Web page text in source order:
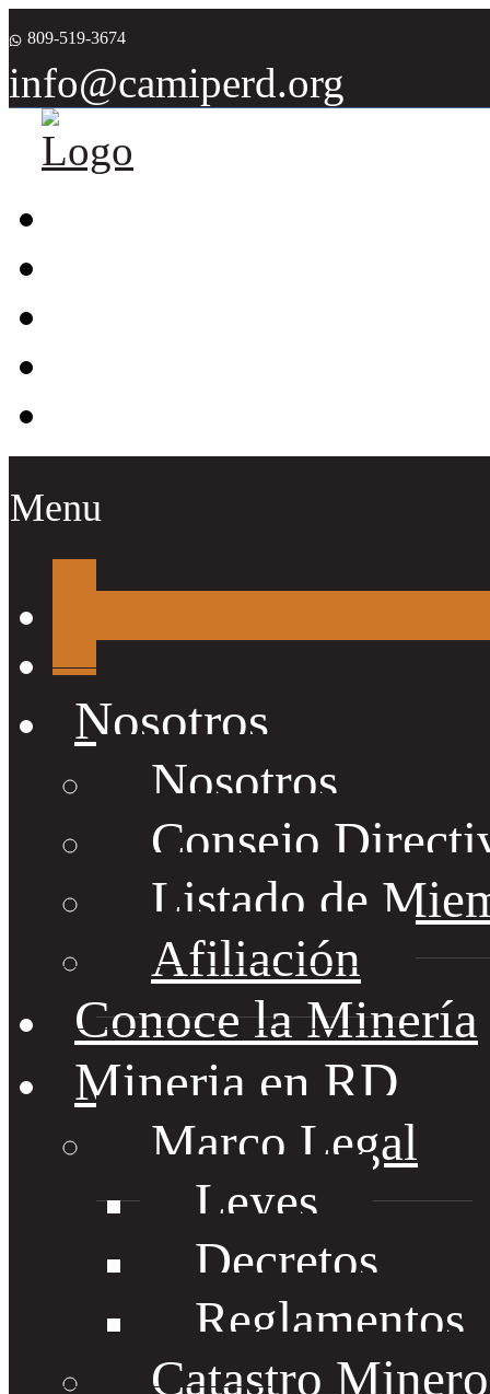
809-519-3674
info@camiperd.org
Menu
Nosotros
Nosotros
Consejo
Listado de
Afiliación
Conoce la Minería
Mineria en RD
Marco Legal
Leyes
Decretos
Reglamentos
Catastro Minero